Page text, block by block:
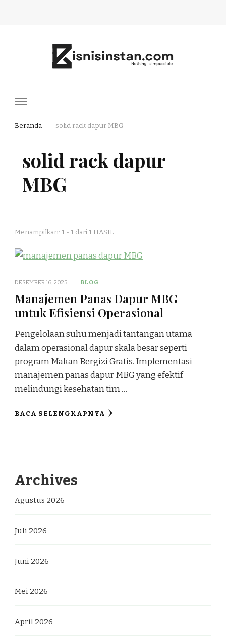
Beranda solid rack dapur MBG
solid rack dapur
MBG
Menampilkan: 1 - 1 dari 1 HASIL
DESEMBER 16, 2025 BLOG
Manajemen Panas Dapur MBG
untuk Efisiensi Operasional
Pengelolaan suhu menjadi tantangan utama
dalam operasional dapur skala besar seperti
program Makan Bergizi Gratis. Implementasi
manajemen panas dapur MBG yang efektif
melindungi kesehatan tim …
BACA SELENGKAPNYA
Archives
Agustus 2026
Juli 2026
Juni 2026
Mei 2026
April 2026